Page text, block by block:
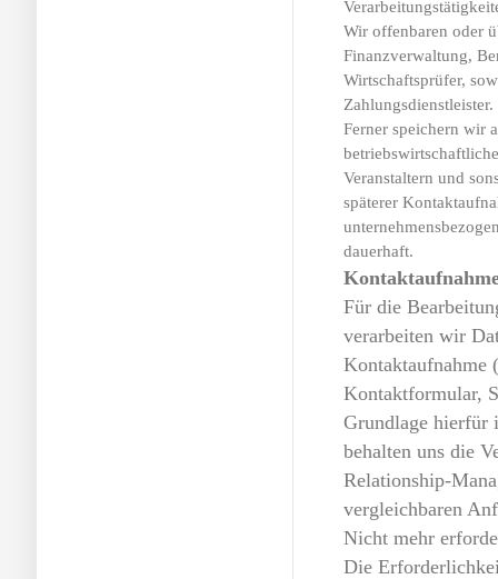
Wir offenbaren oder
Finanzverwaltung,
Wirtschaftsprüfer,
Zahlungsdienstleister.
Ferner speichern wir
Veranstaltern und
späterer
dauerhaft.
Für die
verarbeiten wir
Kontaktaufnahme
Kontaktformular,
Grundlage hierfür
behalten uns die
Relationship-
vergleichbaren
Nicht mehr
Die